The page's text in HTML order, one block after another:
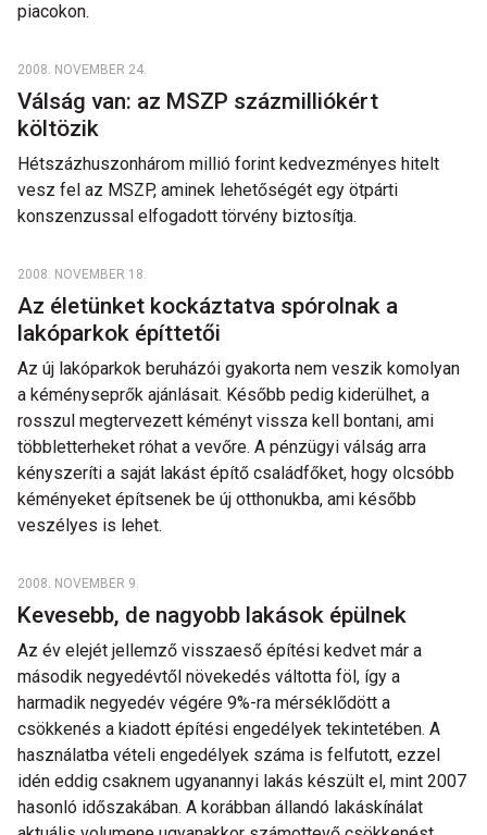
piacokon.
2008. NOVEMBER 24.
Válság van: az MSZP százmilliókért
költözik
Hétszázhuszonhárom millió forint kedvezményes hitelt
vesz fel az MSZP, aminek lehetőségét egy ötpárti
konszenzussal elfogadott törvény biztosítja.
2008. NOVEMBER 18.
Az életünket kockáztatva spórolnak a
lakóparkok építtetői
Az új lakóparkok beruházói gyakorta nem veszik komolyan
a kéményseprők ajánlásait. Később pedig kiderülhet, a
rosszul megtervezett kéményt vissza kell bontani, ami
többletterheket róhat a vevőre. A pénzügyi válság arra
kényszeríti a saját lakást építő családfőket, hogy olcsóbb
kéményeket építsenek be új otthonukba, ami később
veszélyes is lehet.
2008. NOVEMBER 9.
Kevesebb, de nagyobb lakások épülnek
Az év elejét jellemző visszaeső építési kedvet már a
második negyedévtől növekedés váltotta föl, így a
harmadik negyedév végére 9%-ra mérséklődött a
csökkenés a kiadott építési engedélyek tekintetében. A
használatba vételi engedélyek száma is felfutott, ezzel
idén eddig csaknem ugyanannyi lakás készült el, mint 2007
hasonló időszakában. A korábban állandó lakáskínálat